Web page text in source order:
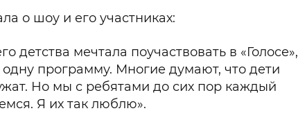
о шоу и его участниках:
детства мечтала поучаствовать в «Голосе»,
программу. Многие думают, что дети
Но мы с ребятами до сих пор каждый
Я их так люблю».